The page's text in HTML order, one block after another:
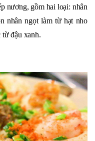
nương, gồm hai loại: nhân
nhân ngọt làm từ hạt nho
từ đậu xanh.